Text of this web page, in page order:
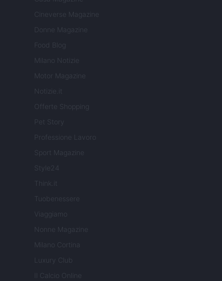
Cineverse Magazine
Donne Magazine
Food Blog
Milano Notizie
Motor Magazine
Notizie.it
Offerte Shopping
Pet Story
Professione Lavoro
Sport Magazine
Style24
Think.it
Tuobenessere
Viaggiamo
Nonne Magazine
Milano Cortina
Luxury Club
Il Calcio Online